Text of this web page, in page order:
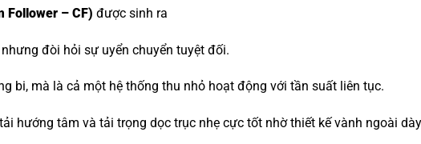
Follower – CF) được sinh ra
đòi hỏi sự uyển chuyển tuyệt đối.
bi, mà là cả một hệ thống thu nhỏ hoạt động với tần suất liên tục.
hướng tâm và tải trọng dọc trục nhẹ cực tốt nhờ thiết kế vành ngoài